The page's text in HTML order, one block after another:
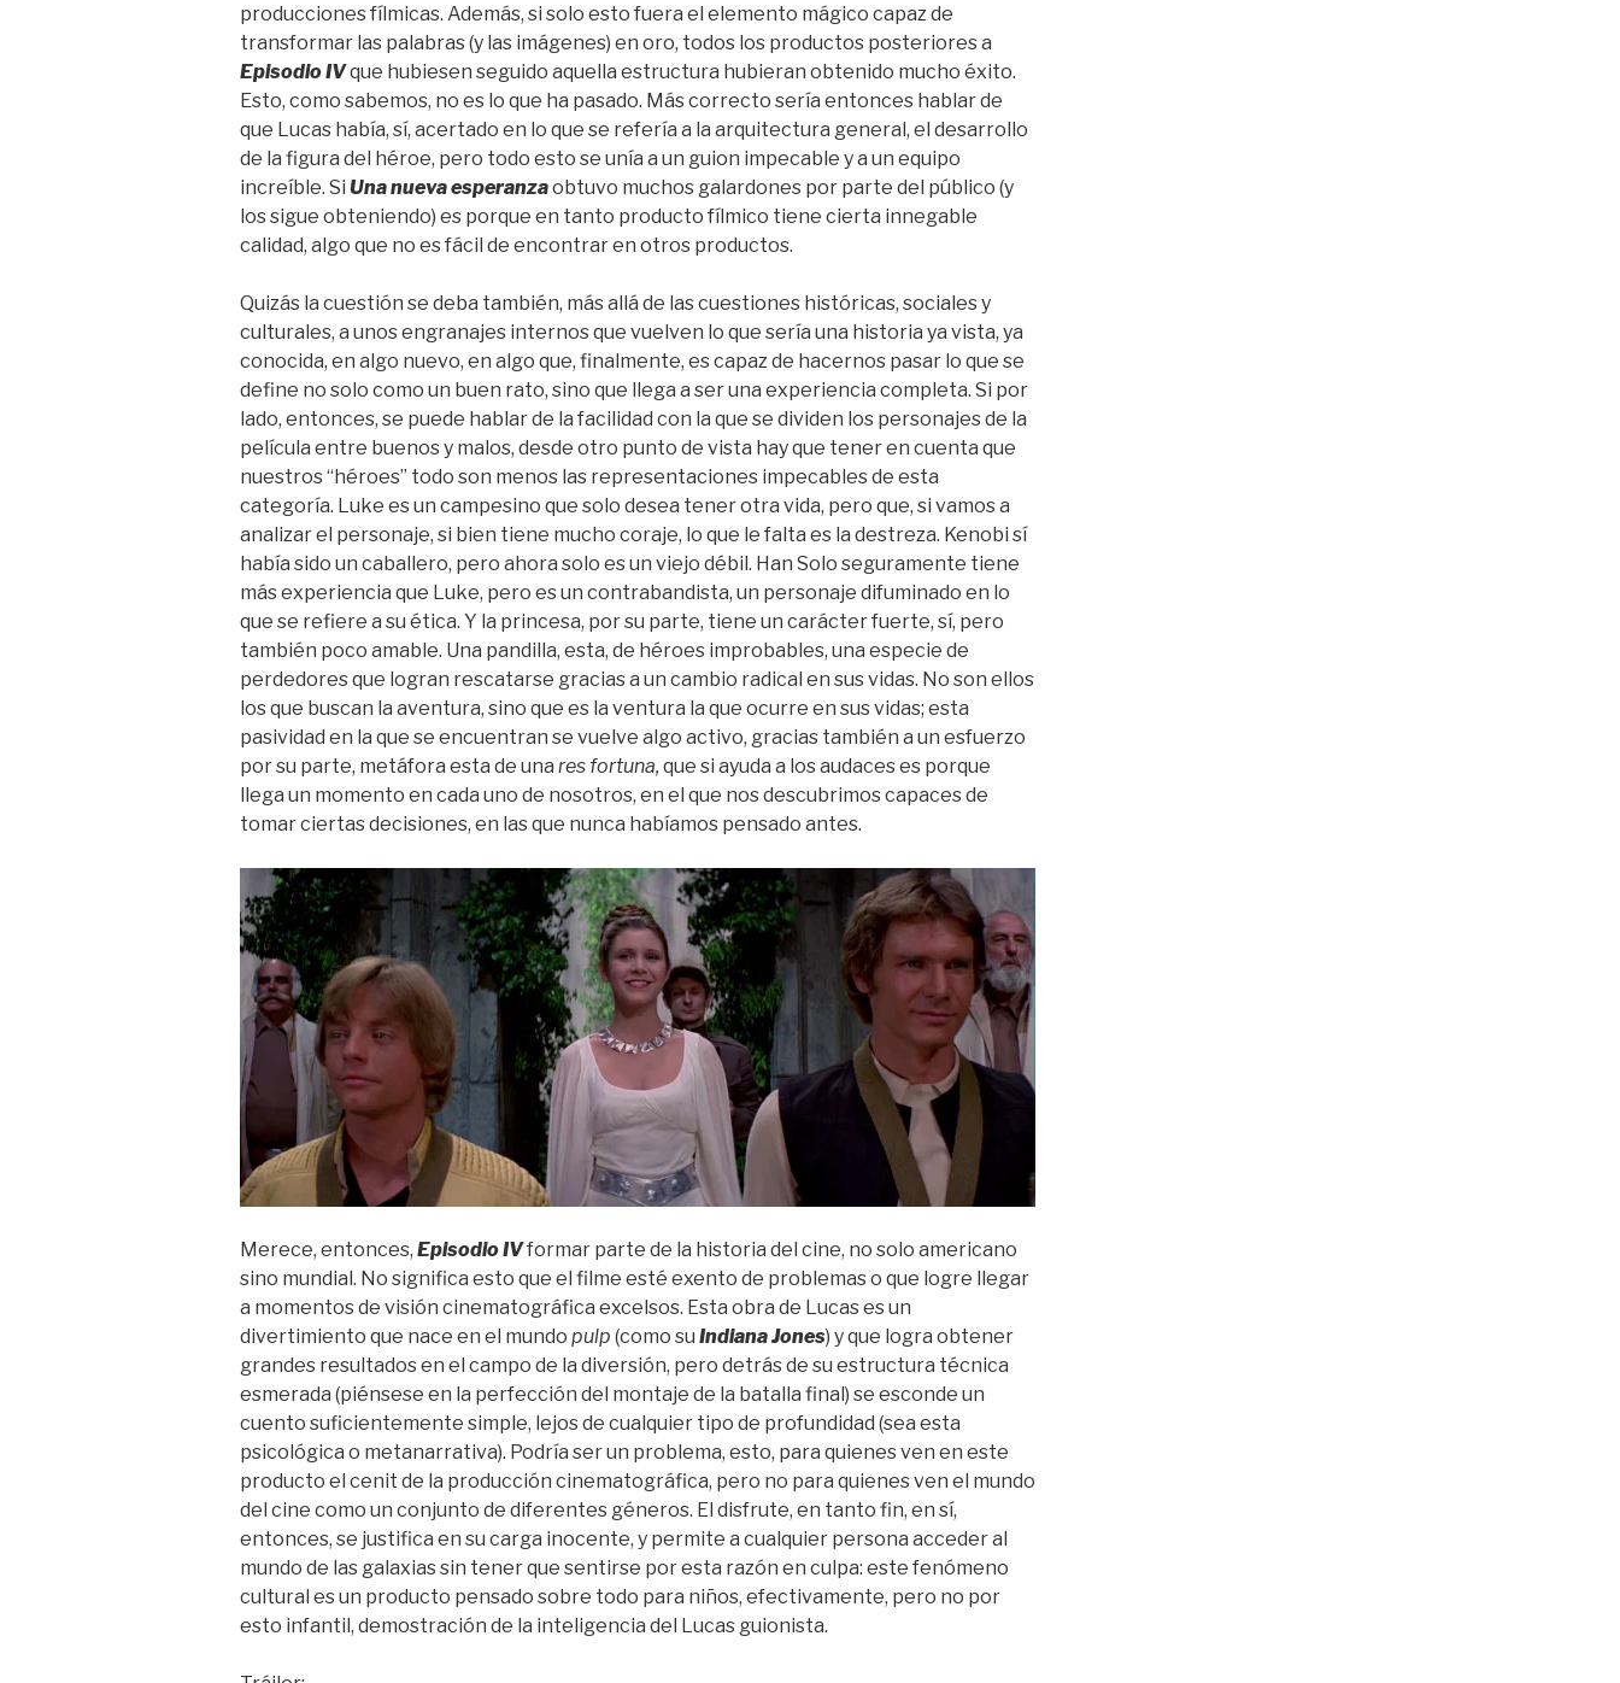
producciones fílmicas. Además, si solo esto fuera el elemento mágico capaz de
transformar las palabras (y las imágenes) en oro, todos los productos posteriores a
Episodio IVque hubiesen seguido aquella estructura hubieran obtenido mucho éxito.
Esto, como sabemos, no es lo que ha pasado. Más correcto sería entonces hablar de
que Lucas había, sí, acertado en lo que se refería a la arquitectura general, el desarrollo
de la figura del héroe, pero todo esto se unía a un guion impecable y a un equipo
increíble. Si Una nueva esperanzaobtuvo muchos galardones por parte del público (y
los sigue obteniendo) es porque en tanto producto fílmico tiene cierta innegable
calidad, algo que no es fácil de encontrar en otros productos.
Quizás la cuestión se deba también, más allá de las cuestiones históricas, sociales y
culturales, a unos engranajes internos que vuelven lo que sería una historia ya vista, ya
conocida, en algo nuevo, en algo que, finalmente, es capaz de hacernos pasar lo que se
define no solo como un buen rato, sino que llega a ser una experiencia completa. Si por
lado, entonces, se puede hablar de la facilidad con la que se dividen los personajes de la
película entre buenos y malos, desde otro punto de vista hay que tener en cuenta que
nuestros “héroes” todo son menos las representaciones impecables de esta
categoría. Luke es un campesino que solo desea tener otra vida, pero que, si vamos a
analizar el personaje, si bien tiene mucho coraje, lo que le falta es la destreza. Kenobi sí
había sido un caballero, pero ahora solo es un viejo débil. Han Solo seguramente tiene
más experiencia que Luke, pero es un contrabandista, un personaje difuminado en lo
que se refiere a su ética. Y la princesa, por su parte, tiene un carácter fuerte, sí, pero
también poco amable. Una pandilla, esta, de héroes improbables, una especie de
perdedores que logran rescatarse gracias a un cambio radical en sus vidas. No son ellos
los que buscan la aventura, sino que es la ventura la que ocurre en sus vidas; esta
pasividad en la que se encuentran se vuelve algo activo, gracias también a un esfuerzo
por su parte, metáfora esta de una res fortuna, que si ayuda a los audaces es porque
llega un momento en cada uno de nosotros, en el que nos descubrimos capaces de
tomar ciertas decisiones, en las que nunca habíamos pensado antes.
Merece, entonces, Episodio IVformar parte de la historia del cine, no solo americano
sino mundial. No significa esto que el filme esté exento de problemas o que logre llegar
a momentos de visión cinematográfica excelsos. Esta obra de Lucas es un
divertimiento que nace en el mundo pulp (como su Indiana Jones) y que logra obtener
grandes resultados en el campo de la diversión, pero detrás de su estructura técnica
esmerada (piénsese en la perfección del montaje de la batalla final) se esconde un
cuento suficientemente simple, lejos de cualquier tipo de profundidad (sea esta
psicológica o metanarrativa). Podría ser un problema, esto, para quienes ven en este
producto el cenit de la producción cinematográfica, pero no para quienes ven el mundo
del cine como un conjunto de diferentes géneros. El disfrute, en tanto fin, en sí,
entonces, se justifica en su carga inocente, y permite a cualquier persona acceder al
mundo de las galaxias sin tener que sentirse por esta razón en culpa: este fenómeno
cultural es un producto pensado sobre todo para niños, efectivamente, pero no por
esto infantil, demostración de la inteligencia del Lucas guionista.